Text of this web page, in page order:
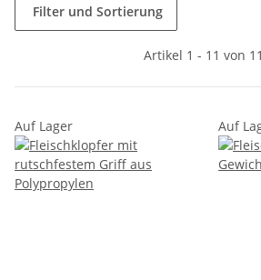
Filter und Sortierung
Artikel 1 - 11 von 11
Auf Lager Auf